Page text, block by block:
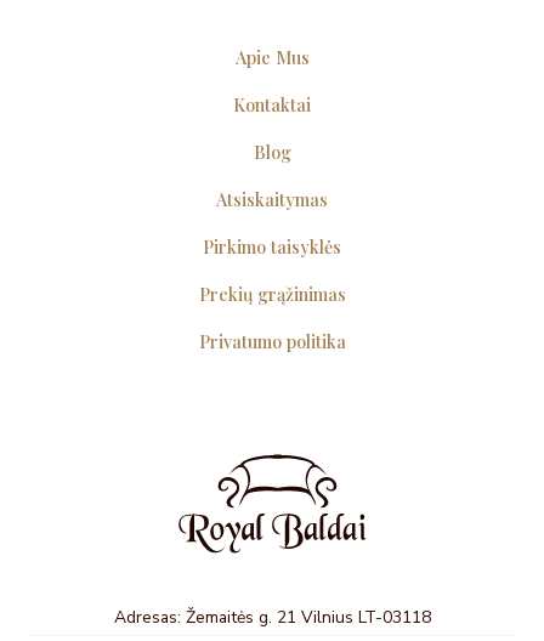
Apie Mus
Kontaktai
Blog
Atsiskaitymas
Pirkimo taisyklės
Prekių grąžinimas
Privatumo politika
Adresas: Žemaitės g. 21 Vilnius LT-03118